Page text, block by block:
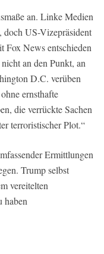
an. Linke Medien
doch US-Vizepräsident
Fox News entschieden
an den Punkt, an
D.C. verüben
ernsthafte
die verrückte Sachen
terroristischer Plot.“
Ermittlungen
Trump selbst
vereitelten
haben